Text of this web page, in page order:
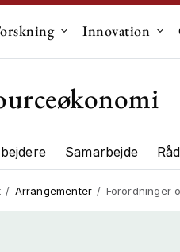
til "Uddannelse"
Undermenu til
Innovation
Samarbejde
Arrangementer Forordninger og Forrådnelse –